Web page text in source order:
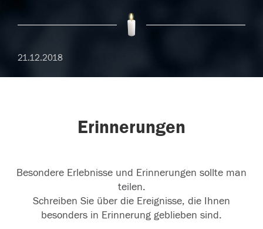
21.12.2018
Erinnerungen
Besondere Erlebnisse und Erinnerungen sollte man
teilen.
Schreiben Sie über die Ereignisse, die Ihnen
besonders in Erinnerung geblieben sind.